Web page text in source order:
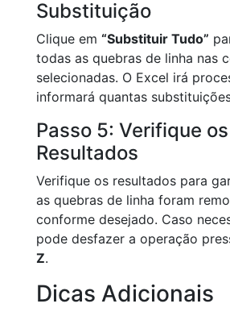
Substituição
Clique em “Substituir Tudo”
todas as quebras de linha nas
selecionadas. O Excel irá
informará quantas
Passo 5: Verifique os
Resultados
Verifique os resultados para
as quebras de linha foram
conforme desejado. Caso
pode desfazer a operação
Z.
Dicas Adicionais